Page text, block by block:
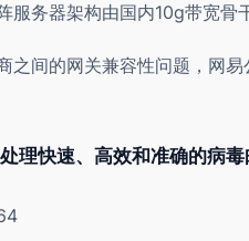
服务器架构由国内10g带宽骨
之间的网关兼容性问题，网
理快速、高效和准确的病毒